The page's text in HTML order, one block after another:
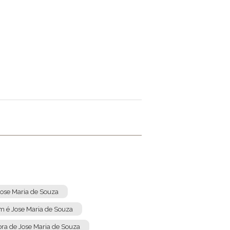
Maria de Souza
é Jose Maria de Souza
de Jose Maria de Souza